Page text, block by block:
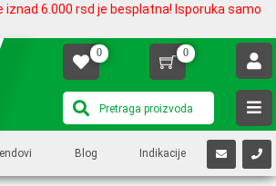
iznad 6.000 rsd je besplatna! Isporuka samo
0 0
Blog Indikacije